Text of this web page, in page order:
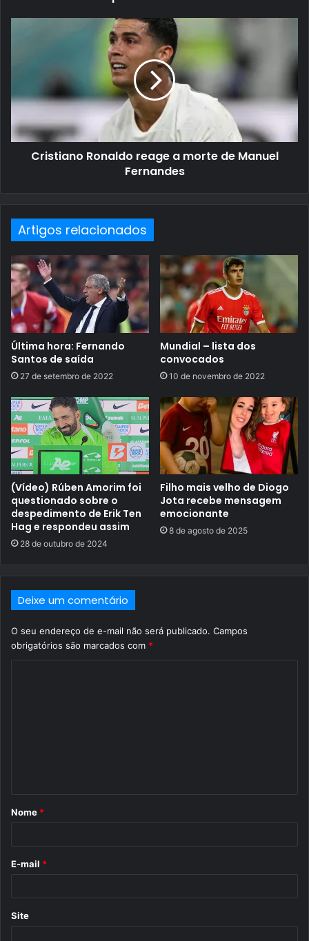
Cristiano Ronaldo reage a morte de Manuel
Fernandes
Artigos relacionados
Última hora: Fernando
Santos de saída
27 de setembro de 2022
Mundial – lista dos
convocados
10 de novembro de 2022
(Vídeo) Rúben Amorim foi
questionado sobre o
despedimento de Erik Ten
Hag e respondeu assim
28 de outubro de 2024
Filho mais velho de Diogo
Jota recebe mensagem
emocionante
8 de agosto de 2025
Deixe um comentário
O seu endereço de e-mail não será publicado. Campos
obrigatórios são marcados com *
r
Nome *
E-mail *
Site